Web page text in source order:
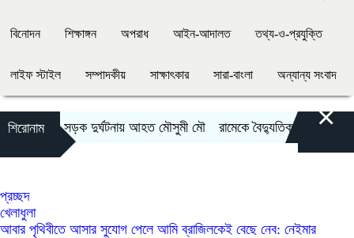
বিনোদন শিক্ষাঙ্গন অপরাধ আইন-আদালত তথ্য-ও-প্রযুক্তি
লাইফ স্টাইল সম্পাদকীয় সাক্ষাৎকার সারা-বাংলা অন্যান্য সংবাদ
শিরোনাম
ভয়াবহ সড়ক দুর্ঘটনায় আহত মৌসুমী মৌ রামেকে বৈদ্যুতিক তার সরানোর
×
প্রচ্ছদ
খেলাধুলা
আবার পৃথিবীতে আসার সুযোগ পেলে আমি ব্রাজিলকেই বেছে নেব: নেইমার